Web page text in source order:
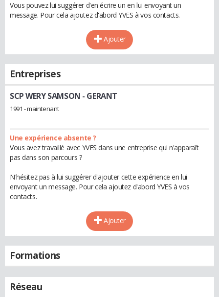
Vous pouvez lui suggérer d'en écrire un en lui envoyant un
message. Pour cela ajoutez d'abord YVES à vos contacts.
Ajouter
Entreprises
SCP WERY SAMSON - GERANT
1991 - maintenant
Une expérience absente ?
Vous avez travaillé avec YVES dans une entreprise qui n'apparaît
pas dans son parcours ?
N'hésitez pas à lui suggérer d'ajouter cette expérience en lui
envoyant un message. Pour cela ajoutez d'abord YVES à vos
contacts.
Ajouter
Formations
Réseau